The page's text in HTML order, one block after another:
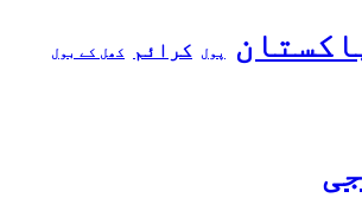
پول کرائم کھل کے بول